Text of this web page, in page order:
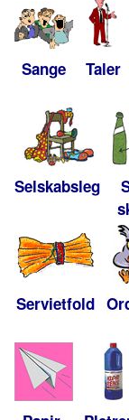
Sange Taler
Selskabsleg
Servietfold